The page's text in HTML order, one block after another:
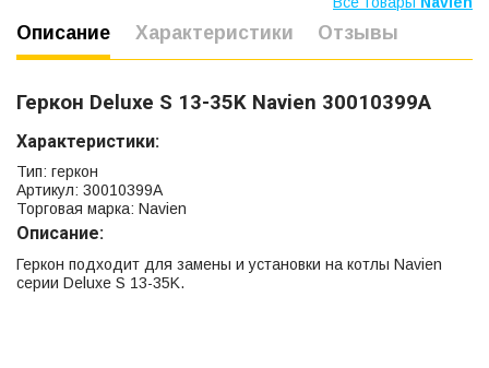
Описание Характеристики Отзывы
Геркон Deluxe S 13-35K Navien 30010399А
Характеристики:
Тип: геркон
Артикул: 30010399А
Торговая марка: Navien
Описание:
Геркон подходит для замены и установки на котлы Navien
серии Deluxe S 13-35K.